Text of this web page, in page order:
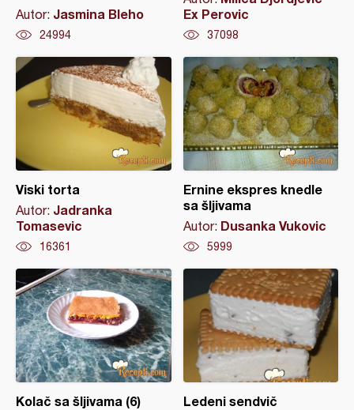
Autor: Jasmina Bleho
24994
Ex Perovic
37098
Viski torta
Autor: Jadranka
Tomasevic
16361
Ernine ekspres knedle
sa šljivama
Autor: Dusanka Vukovic
5999
Kolač sa šljivama (6) Ledeni sendvič